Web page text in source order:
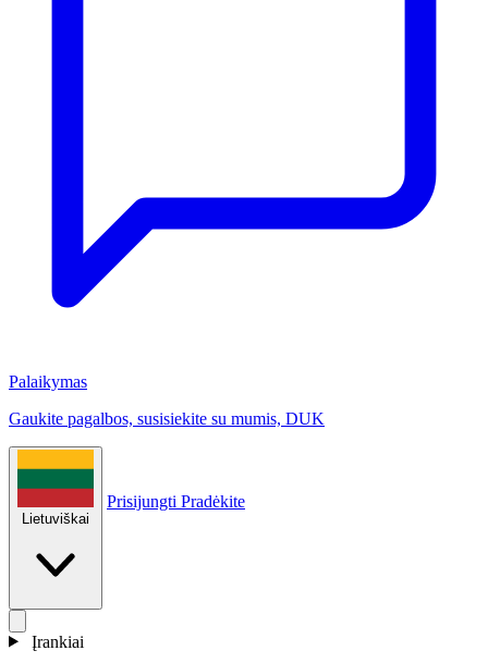
Palaikymas
Gaukite pagalbos, susisiekite su mumis, DUK
Lietuviškai
Prisijungti Pradėkite
Įrankiai